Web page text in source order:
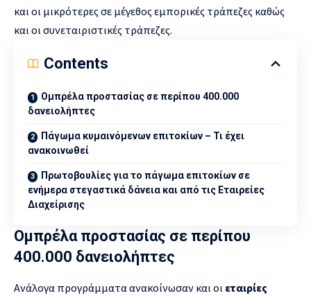
και οι μικρότερες σε μέγεθος εμπορικές τράπεζες καθώς
και οι συνεταιριστικές τράπεζες.
Contents
Ομπρέλα προστασίας σε περίπου 400.000
δανειολήπτες
Πάγωμα κυμαινόμενων επιτοκίων – Τι έχει
ανακοινωθεί
Πρωτοβουλίες για το πάγωμα επιτοκίων σε
ενήμερα στεγαστικά δάνεια και από τις Εταιρείες
Διαχείρισης
Ομπρέλα προστασίας σε περίπου
400.000 δανειολήπτες
Ανάλογα προγράμματα ανακοίνωσαν και οι εταιρίες